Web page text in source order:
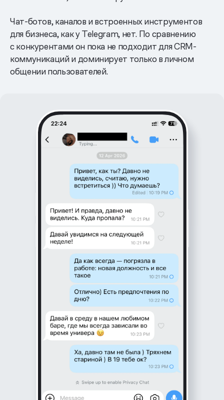
Чат-ботов, каналов и встроенных инструментов
для бизнеса, как у Telegram, нет. По сравнению
с конкурентами он пока не подходит для CRM-
коммуникаций и доминирует только в личном
общении пользователей.